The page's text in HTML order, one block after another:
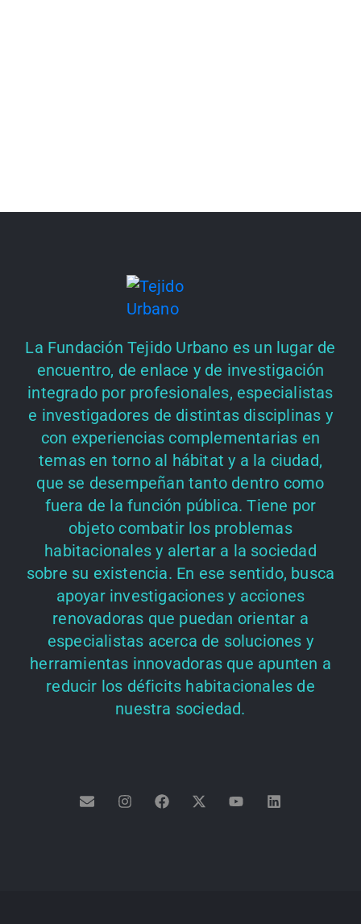
La Fundación Tejido Urbano es un lugar de
encuentro, de enlace y de investigación
integrado por profesionales, especialistas
e investigadores de distintas disciplinas y
con experiencias complementarias en
temas en torno al hábitat y a la ciudad,
que se desempeñan tanto dentro como
fuera de la función pública. Tiene por
objeto combatir los problemas
habitacionales y alertar a la sociedad
sobre su existencia. En ese sentido, busca
apoyar investigaciones y acciones
renovadoras que puedan orientar a
especialistas acerca de soluciones y
herramientas innovadoras que apunten a
reducir los déficits habitacionales de
nuestra sociedad.